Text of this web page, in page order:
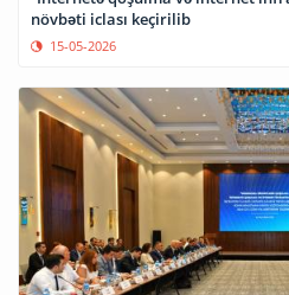
növbəti iclası keçirilib
15-05-2026